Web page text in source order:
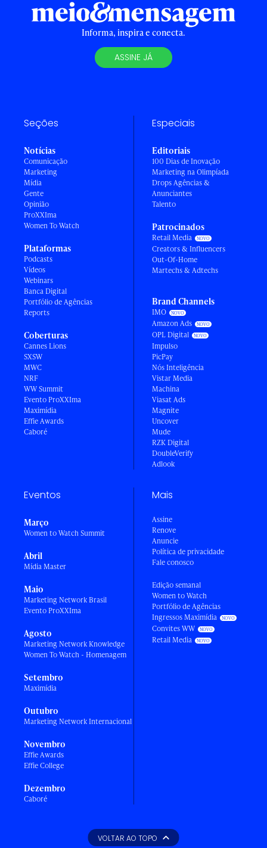
Informa, inspira e conecta.
ASSINE JÁ
Seções
Notícias
Comunicação
Marketing
Mídia
Gente
Opinião
ProXXIma
Women To Watch
Plataformas
Podcasts
Vídeos
Webinars
Banca Digital
Portfólio de Agências
Reports
Coberturas
Cannes Lions
SXSW
MWC
NRF
WW Summit
Evento ProXXIma
Maximídia
Effie Awards
Caboré
Especiais
Editoriais
100 Dias de Inovação
Marketing na Olimpíada
Drops Agências &
Anunciantes
Talento
Patrocinados
Retail Media
Creators & Influencers
Out-Of-Home
Martechs & Adtechs
Brand Channels
IMO
Amazon Ads
OPL Digital
Impulso
PicPay
Nós Inteligência
Vistar Media
Machina
Viasat Ads
Magnite
Uncover
Mude
RZK Digital
DoubleVerify
Adlook
Eventos
Março
Women to Watch Summit
Abril
Mídia Master
Maio
Marketing Network Brasil
Evento ProXXIma
Agosto
Marketing Network Knowledge
Women To Watch - Homenagem
Setembro
Maximídia
Outubro
Marketing Network Internacional
Novembro
Effie Awards
Effie College
Dezembro
Caboré
Mais
Assine
Renove
Anuncie
Política de privacidade
Fale conosco
Edição semanal
Women to Watch
Portfólio de Agências
Ingressos Maximídia
Convites WW
Retail Media
VOLTAR AO TOPO